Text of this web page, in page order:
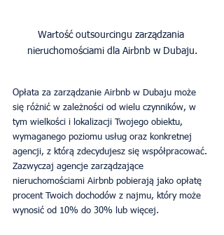
Wartość outsourcingu zarządzania
Opłata za zarządzanie Airbnb w Dubaju może
się różnić w zależności od wielu czynników, w
tym wielkości i lokalizacji Twojego obiektu,
wymaganego poziomu usług oraz konkretnej
agencji, z którą zdecydujesz się współpracować.
Zazwyczaj agencje zarządzające
nieruchomościami Airbnb pobierają jako opłatę
procent Twoich dochodów z najmu, który może
wynosić od 10% do 30% lub więcej.